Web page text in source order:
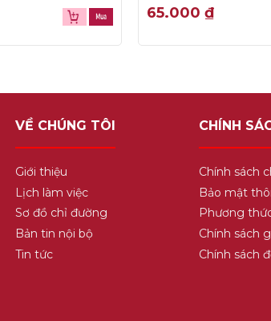
0
out
5
65.000 ₫
VỀ CHÚNG TÔI
Giới thiệu
Lịch làm việc
Sơ đồ chỉ đường
Bản tin nội bộ
Tin tức
CHÍNH
Chính sách
Bảo mật
Phương
Chính sách
Chính sách